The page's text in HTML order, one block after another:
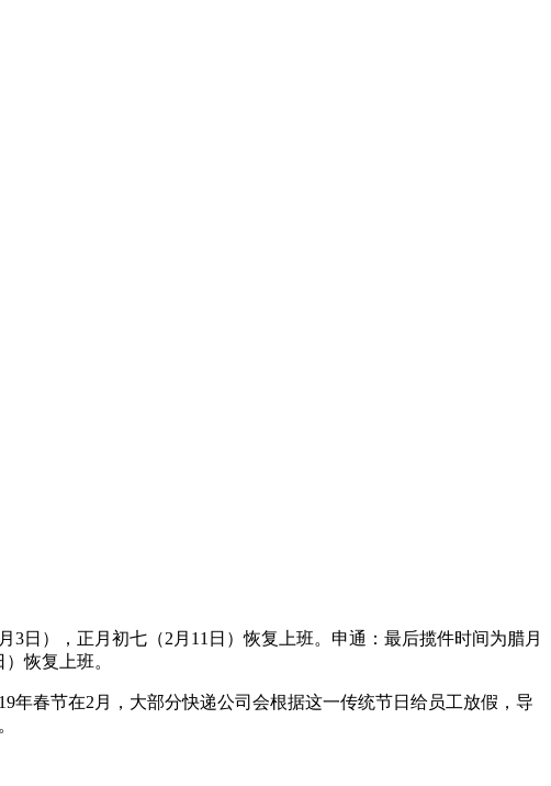
日），正月初七（2月11日）恢复上班。申通：最后揽件时间为腊月
恢复上班。
春节在2月，大部分快递公司会根据这一传统节日给员工放假，导